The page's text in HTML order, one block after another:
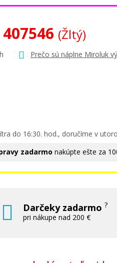
(Žltý)
Prečo sú náplne Miroluk
do 16:30. hod., doručíme v
zadarmo nakúpte ešte za
Darčeky zadarmo?
pri nákupe nad 200 €